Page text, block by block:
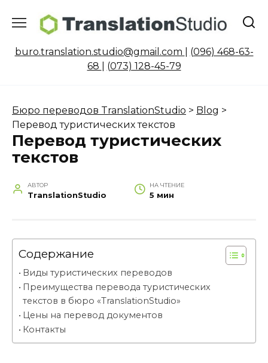
содержанию
buro.translation.studio@gmail.com
(096) 468-63-
68
(073) 128-45-79
Бюро переводов TranslationStudio > Blog >
Перевод туристических текстов
Перевод туристических
текстов
АВТОР
TranslationStudio
НА ЧТЕНИЕ
5 мин
Содержание
Виды туристических переводов
Преимущества перевода туристических
текстов в бюро «TranslationStudio»
Цены на перевод документов
Контакты